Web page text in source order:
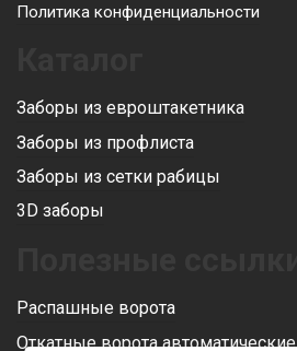
Политика конфиденциальности
Заборы из евроштакетника
Заборы из профлиста
Заборы из сетки рабицы
3D заборы
Распашные ворота
Откатные ворота автоматические